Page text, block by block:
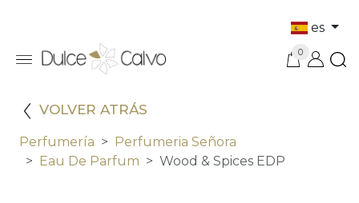
es
0
VOLVER ATRÁS
Perfumería
Perfumeria Señora
Eau De Parfum
Wood & Spices EDP